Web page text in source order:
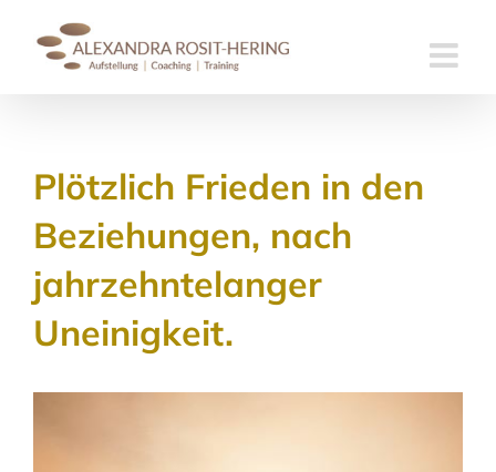
content
Plötzlich Frieden in den
Beziehungen, nach
jahrzehntelanger
Uneinigkeit.